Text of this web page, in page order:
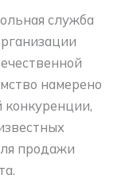
служба
намерено
конкуренции,
продажи